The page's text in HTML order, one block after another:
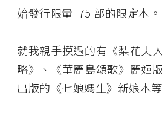
始發行限量 75 部的限定
就我親手摸過的有《梨花夫
略》、《華麗島頌歌》麗姬
出版的《七娘媽生》新娘本等